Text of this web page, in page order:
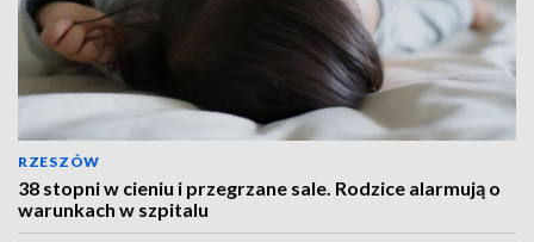
RZESZÓW
38 stopni w cieniu i przegrzane sale. Rodzice alarmują o
warunkach w szpitalu